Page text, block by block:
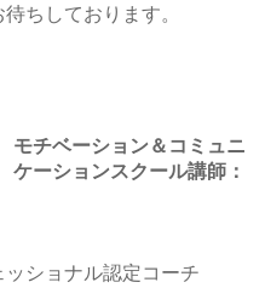
ちしております。
モチベーション＆コミュニ
ケーションスクール講師：
ッショナル認定コーチ